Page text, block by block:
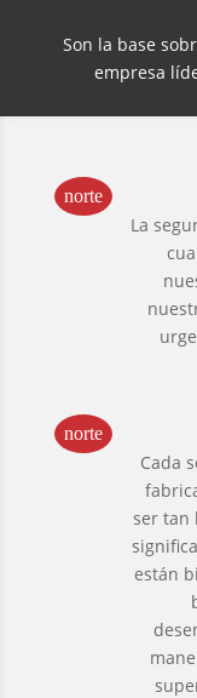
Son la base
empresa
norte
La
norte
Cada
ser tan
están